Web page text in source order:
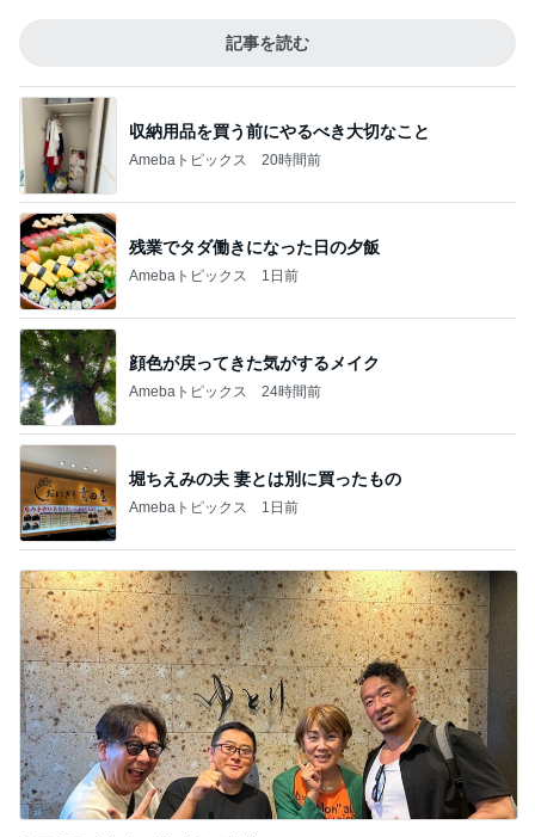
記事を読む
収納用品を買う前にやるべき大切なこと
Amebaトピックス 20時間前
残業でタダ働きになった日の夕飯
Amebaトピックス 1日前
顔色が戻ってきた気がするメイク
Amebaトピックス 24時間前
堀ちえみの夫 妻とは別に買ったもの
Amebaトピックス 1日前